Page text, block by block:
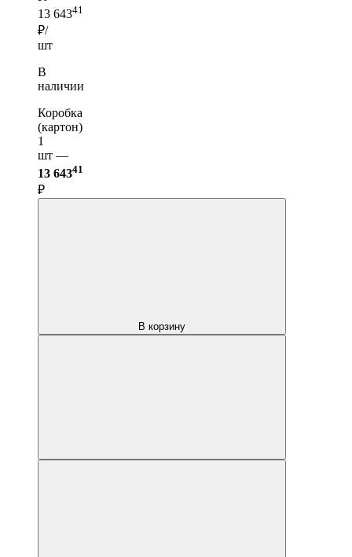
13 64341
₽/
шт
В
наличии
Коробка
(картон)
1
шт —
13 64341
₽
В корзину